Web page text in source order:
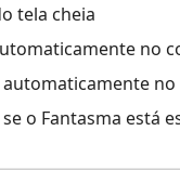
tela cheia
no
no
o Fantasma está